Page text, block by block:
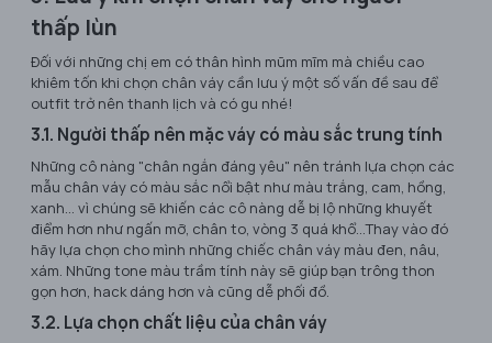
thấp lùn
Đối với những chị em có thân hình mũm mĩm mà chiều cao
khiêm tốn khi chọn chân váy cần lưu ý một số vấn đề sau để
outfit trở nên thanh lịch và có gu nhé!
3.1. Người thấp nên mặc váy có màu sắc trung tính
Những cô nàng "chân ngắn đáng yêu" nên tránh lựa chọn các
mẫu chân váy có màu sắc nổi bật như màu trắng, cam, hồng,
xanh… vì chúng sẽ khiến các cô nàng dễ bị lộ những khuyết
điểm hơn như ngấn mỡ, chân to, vòng 3 quá khổ…Thay vào đó
hãy lựa chọn cho mình những chiếc chân váy màu đen, nâu,
xám. Những tone màu trầm tính này sẽ giúp bạn trông thon
gọn hơn, hack dáng hơn và cũng dễ phối đồ.
3.2. Lựa chọn chất liệu của chân váy